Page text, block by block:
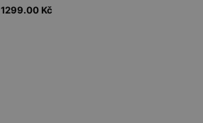
1299.00 Kč